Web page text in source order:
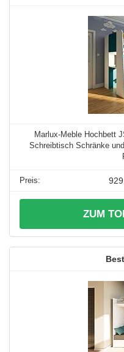
Marlux-Meble Hochbett
Schreibtisch Schränke
ZUM